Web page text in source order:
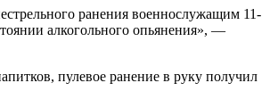
ранения военнослужащим 11-
алкогольного опьянения», —
пулевое ранение в руку получил